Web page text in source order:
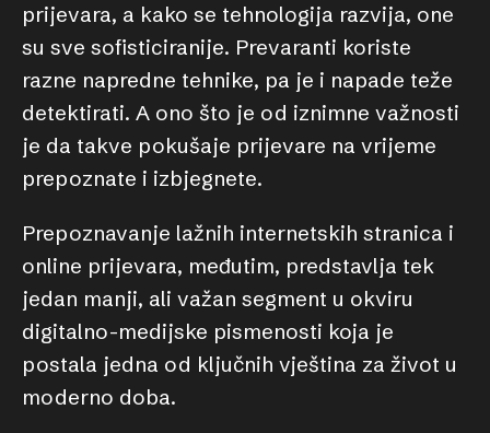
prijevara, a kako se tehnologija razvija, one
su sve sofisticiranije. Prevaranti koriste
razne napredne tehnike, pa je i napade teže
detektirati. A ono što je od iznimne važnosti
je da takve pokušaje prijevare na vrijeme
prepoznate i izbjegnete.
Prepoznavanje lažnih internetskih stranica i
online prijevara, međutim, predstavlja tek
jedan manji, ali važan segment u okviru
digitalno-medijske pismenosti koja je
postala jedna od ključnih vještina za život u
moderno doba.